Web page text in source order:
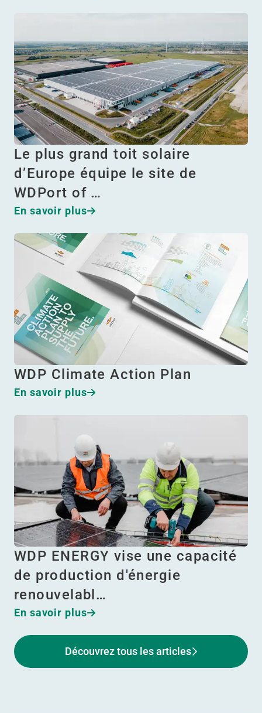
Le plus grand toit solaire
d’Europe équipe le site de
WDPort of …
En savoir plus
WDP Climate Action Plan
En savoir plus
WDP ENERGY vise une capacité
de production d'énergie
renouvelabl…
En savoir plus
Découvrez tous les articles